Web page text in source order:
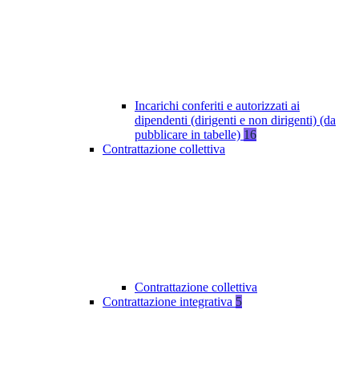
Incarichi conferiti e autorizzati ai
dipendenti (dirigenti e non dirigenti) (da
pubblicare in tabelle) 16
Contrattazione collettiva
Contrattazione collettiva
Contrattazione integrativa 5